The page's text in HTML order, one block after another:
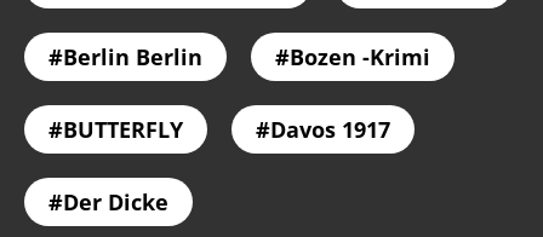
Berlin Berlin Bozen -Krimi
BUTTERFLY Davos 1917
Der Dicke